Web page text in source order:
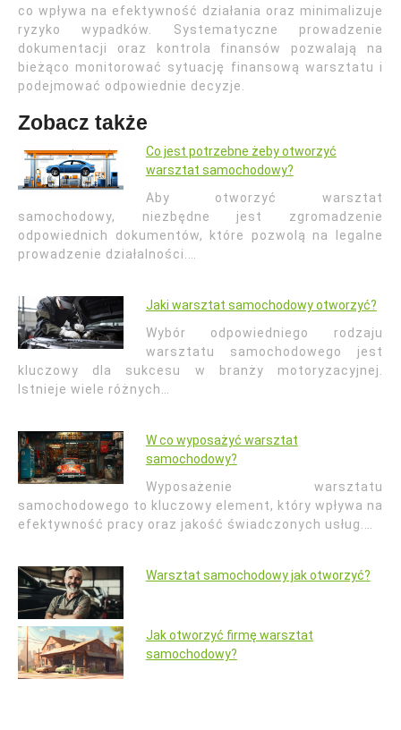
co wpływa na efektywność działania oraz minimalizuje
ryzyko wypadków. Systematyczne prowadzenie
dokumentacji oraz kontrola finansów pozwalają na
bieżąco monitorować sytuację finansową warsztatu i
podejmować odpowiednie decyzje.
Zobacz także
Co jest potrzebne żeby otworzyć
warsztat samochodowy?
Aby otworzyć warsztat
samochodowy, niezbędne jest zgromadzenie
odpowiednich dokumentów, które pozwolą na legalne
prowadzenie działalności.…
Jaki warsztat samochodowy otworzyć?
Wybór odpowiedniego rodzaju
warsztatu samochodowego jest
kluczowy dla sukcesu w branży motoryzacyjnej.
Istnieje wiele różnych…
W co wyposażyć warsztat
samochodowy?
Wyposażenie warsztatu
samochodowego to kluczowy element, który wpływa na
efektywność pracy oraz jakość świadczonych usług.…
Warsztat samochodowy jak otworzyć?
Jak otworzyć firmę warsztat
samochodowy?